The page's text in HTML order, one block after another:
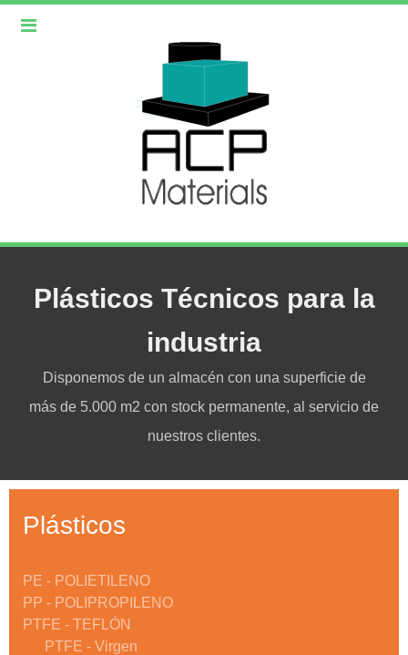
Plásticos Técnicos para la
industria
Disponemos de un almacén con una superficie de
más de 5.000 m2 con stock permanente, al servicio de
nuestros clientes.
Plásticos
PE - POLIETILENO
PP - POLIPROPILENO
PTFE - TEFLÓN
PTFE - Virgen